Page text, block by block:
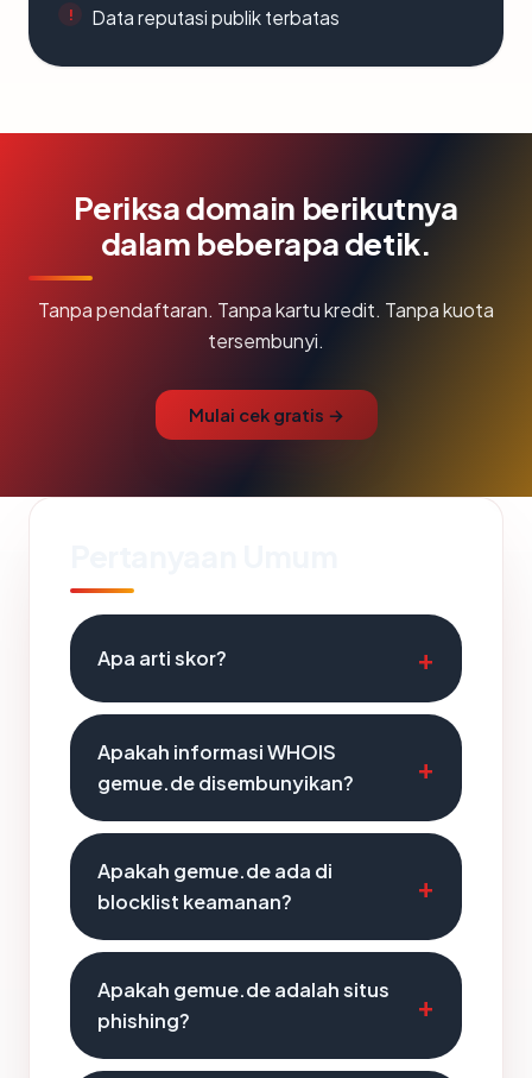
Data reputasi publik terbatas
Periksa domain berikutnya
dalam beberapa detik.
Tanpa pendaftaran. Tanpa kartu kredit. Tanpa kuota
tersembunyi.
Mulai cek gratis →
Apa arti skor?
Apakah informasi WHOIS
gemue.de disembunyikan?
Apakah gemue.de ada di
blocklist keamanan?
Apakah gemue.de adalah situs
phishing?